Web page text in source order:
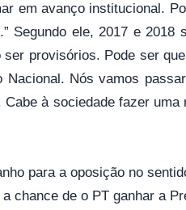
em avanço institucional.
Segundo ele, 2017 e 2018
provisórios. Pode ser
Nacional. Nós vamos
à sociedade fazer
para a oposição no
chance de o PT ganhar a